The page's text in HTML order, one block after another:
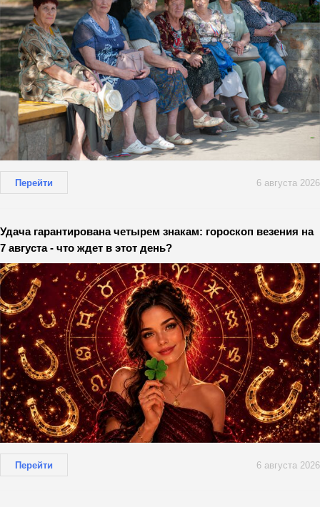
Перейти 6 августа 2026
Удача гарантирована четырем знакам: гороскоп везения на
7 августа - что ждет в этот день?
Перейти 6 августа 2026